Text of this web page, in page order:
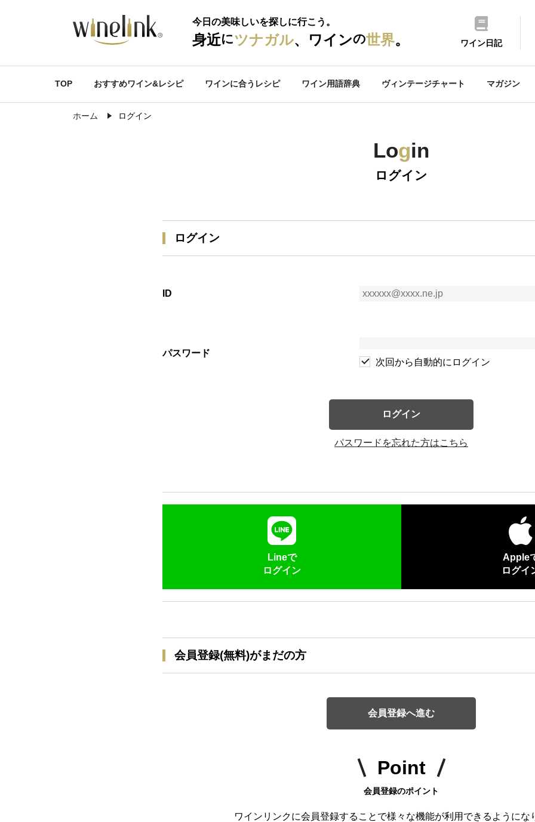
今日の美味しいを探しに行こう。
身近にツナガル、ワインの世界。 ワイン日記
TOP おすすめワイン&レシピ ワインに合うレシピ ワイン用語辞典 ヴィンテージチャート マガジン
ホーム ログイン
Login
ログイン
ログイン
ID
パスワード
次回から自動的にログイン
ログイン
パスワードを忘れた方はこちら
Lineで
ログイン
Apple
ログイ
会員登録(無料)がまだの方
会員登録へ進む
Point
会員登録のポイント
ワインリンクに会員登録することで様々な機能が利用できるようにな